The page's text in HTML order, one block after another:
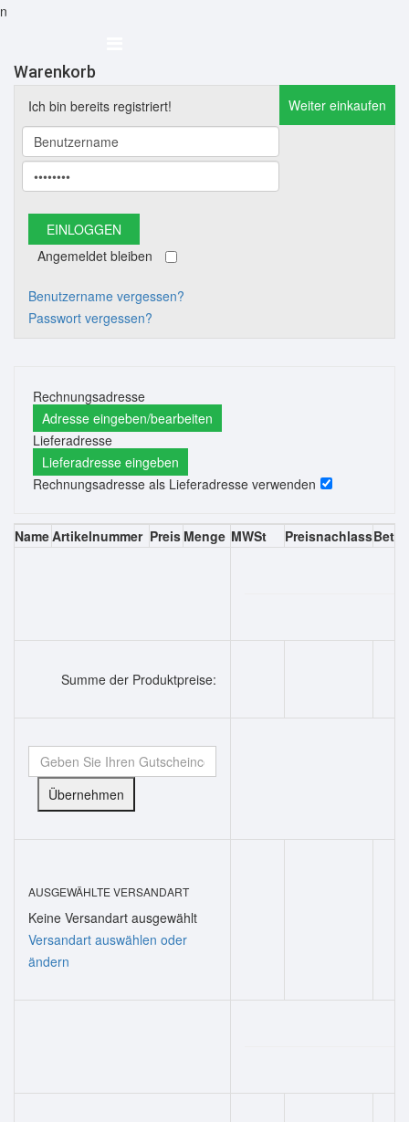
n
Warenkorb
Weiter einkaufen
Ich bin bereits registriert!
Angemeldet bleiben
Benutzername vergessen?
Passwort vergessen?
Rechnungsadresse
Adresse eingeben/bearbeiten
Lieferadresse
Lieferadresse eingeben
Rechnungsadresse als Lieferadresse verwenden
NameArtikelnummer Preis Menge MWSt Preisnachlass
Summe der Produktpreise:
AUSGEWÄHLTE VERSANDART
Keine Versandart ausgewählt
Versandart auswählen oder
ändern